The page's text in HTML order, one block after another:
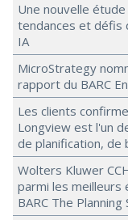
Une nouvelle
tendances et défis
IA
MicroStrategy
rapport du BARC
Les clients
Longview est l'un
de planification,
Wolters Kluwer
parmi les meilleurs
BARC The Planning